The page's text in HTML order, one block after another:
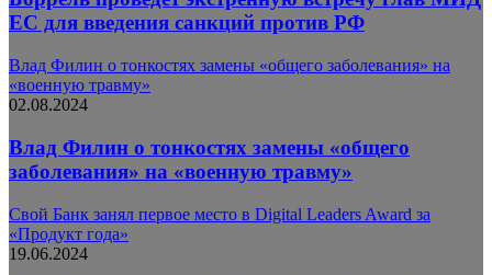
ЕС для введения санкций против РФ
Влад Филин о тонкостях замены «общего заболевания» на
«военную травму»
02.08.2024
Влад Филин о тонкостях замены «общего
заболевания» на «военную травму»
Свой Банк занял первое место в Digital Leaders Award за
«Продукт года»
19.06.2024